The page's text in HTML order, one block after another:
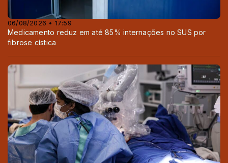
06/08/2026 • 17:59
Medicamento reduz em até 85% internações no SUS por
fibrose cística